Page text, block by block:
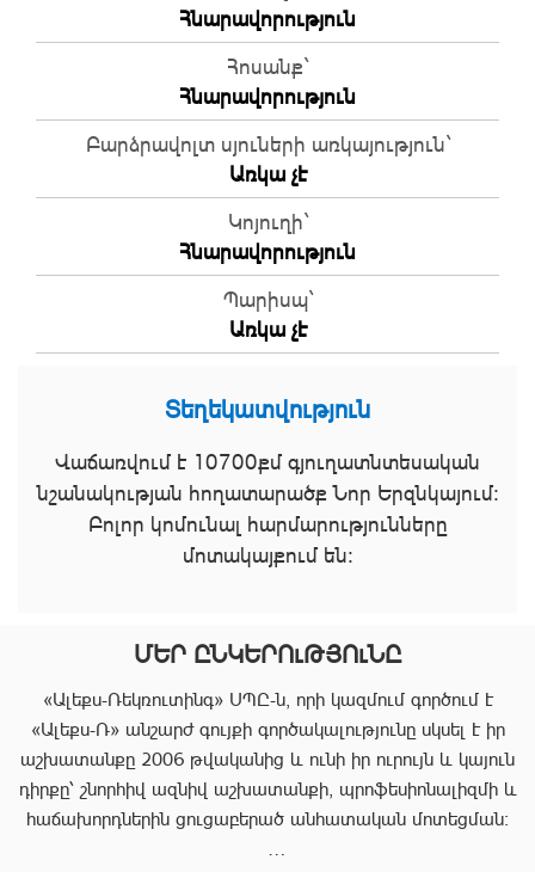
Հնարավորություն
Հոսանք`
Հնարավորություն
Բարձրավոլտ սյուների առկայություն`
Առկա չէ
Կոյուղի`
Հնարավորություն
Պարիսպ`
Առկա չէ
Տեղեկատվություն
Վաճառվում է 10700քմ գյուղատնտեսական
նշանակության հողատարածք Նոր Երզնկայում։
Բոլոր կոմունալ հարմարությունները
մոտակայքում են։
ՄԵՐ ԸՆԿԵՐՈւԹՅՈւՆԸ
«Ալեքս-Ռեկռուտինգ» ՍՊԸ-ն, որի կազմում գործում է
«Ալեքս-Ռ» անշարժ գույքի գործակալությունը սկսել է իր
աշխատանքը 2006 թվականից և ունի իր ուրույն և կայուն
դիրքը՝ շնորհիվ ազնիվ աշխատանքի, պրոֆեսիոնալիզմի և
հաճախորդներին ցուցաբերած անհատական մոտեցման: